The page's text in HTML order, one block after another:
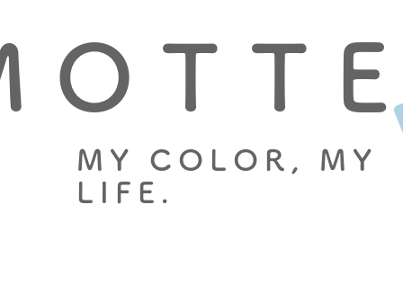
O T T
M Y C O L O R , M Y
L I F E .